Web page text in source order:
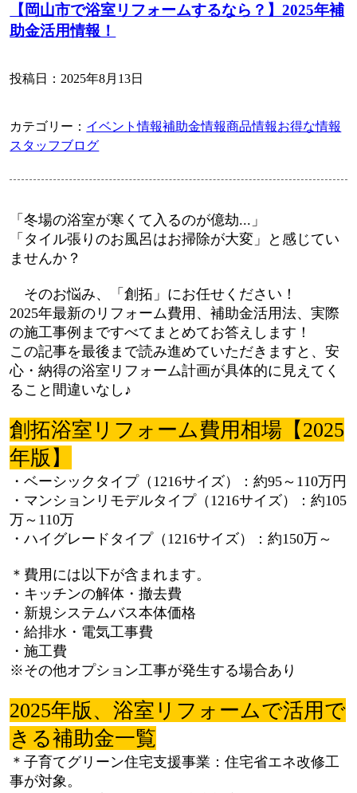
【岡山市で浴室リフォームするなら？】2025年補
助金活用情報！
投稿日： 2025年8月13日
カテゴリー： イベント情報補助金情報商品情報お得な情報
スタッフブログ
「冬場の浴室が寒くて入るのが億劫...」
「タイル張りのお風呂はお掃除が大変」と感じてい
ませんか？
そのお悩み、「創拓」にお任せください！
2025年最新のリフォーム費用、補助金活用法、実際
の施工事例まですべてまとめてお答えします！
この記事を最後まで読み進めていただきますと、安
心・納得の浴室リフォーム計画が具体的に見えてく
ること間違いなし♪
創拓浴室リフォーム費用相場【2025
年版】
・ベーシックタイプ（1216サイズ）：約95～110万円
・マンションリモデルタイプ（1216サイズ）：約105
万～110万
・ハイグレードタイプ（1216サイズ）：約150万～
＊費用には以下が含まれます。
・キッチンの解体・撤去費
・新規システムバス本体価格
・給排水・電気工事費
・施工費
※その他オプション工事が発生する場合あり
2025年版、浴室リフォームで活用で
きる補助金一覧
＊子育てグリーン住宅支援事業：住宅省エネ改修工
事が対象。